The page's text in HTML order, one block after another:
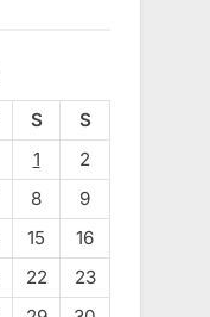
S
S
1
2
8
9
15
16
22
23